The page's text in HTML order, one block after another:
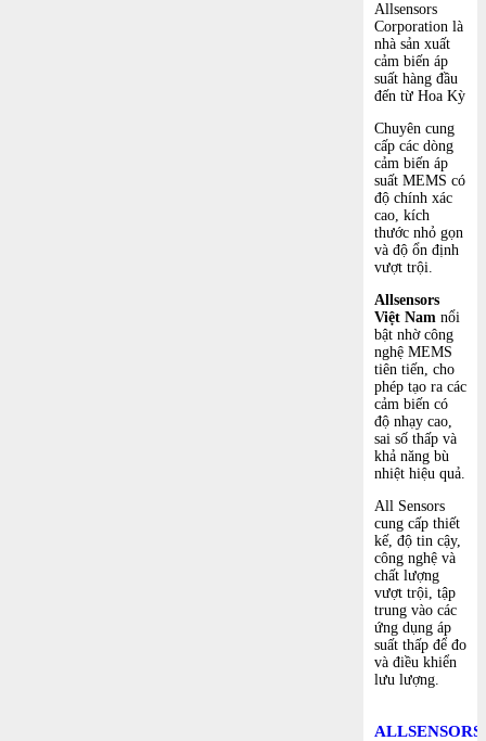
Allsensors
Corporation là
nhà sản xuất
cảm biến áp
suất hàng đầu
đến từ Hoa Kỳ
Chuyên cung
cấp các dòng
cảm biến áp
suất MEMS có
độ chính xác
cao, kích
thước nhỏ gọn
và độ ổn định
vượt trội.
Allsensors
Việt Nam nổi
bật nhờ công
nghệ MEMS
tiên tiến, cho
phép tạo ra các
cảm biến có
độ nhạy cao,
sai số thấp và
khả năng bù
nhiệt hiệu quả.
All Sensors
cung cấp thiết
kế, độ tin cậy,
công nghệ và
chất lượng
vượt trội, tập
trung vào các
ứng dụng áp
suất thấp để đo
và điều khiển
lưu lượng.
ALLSENSORS